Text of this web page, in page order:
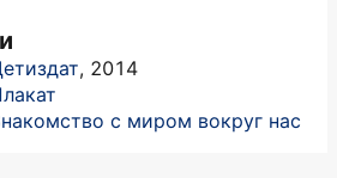
, 2014
с миром вокруг нас